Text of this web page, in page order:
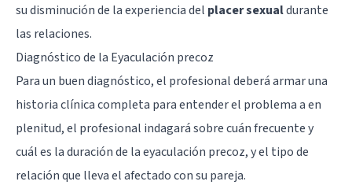
su disminución de la experiencia del placer sexualdurante
las relaciones.
Diagnóstico de la Eyaculación precoz
Para un buen diagnóstico, el profesional deberá armar una
historia clínica completa para entender el problema a en
plenitud, el profesional indagará sobre cuán frecuente y
cuál es la duración de la eyaculación precoz, y el tipo de
relación que lleva el afectado con su pareja.